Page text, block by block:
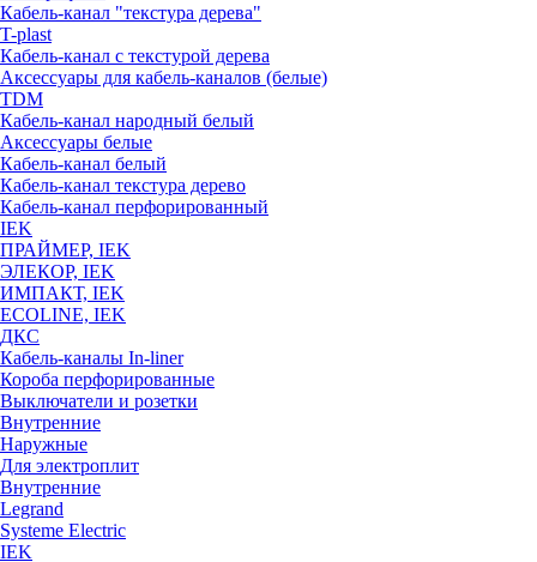
Кабель-канал "текстура дерева"
T-plast
Кабель-канал с текстурой дерева
Аксессуары для кабель-каналов (белые)
TDM
Кабель-канал народный белый
Аксессуары белые
Кабель-канал белый
Кабель-канал текстура дерево
Кабель-канал перфорированный
IEK
ПРАЙМЕР, IEK
ЭЛЕКОР, IEK
ИМПАКТ, IEK
ECOLINE, IEK
ДКС
Кабель-каналы In-liner
Короба перфорированные
Выключатели и розетки
Внутренние
Наружные
Для электроплит
Внутренние
Legrand
Systeme Electric
IEK